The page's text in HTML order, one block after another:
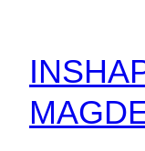
springen